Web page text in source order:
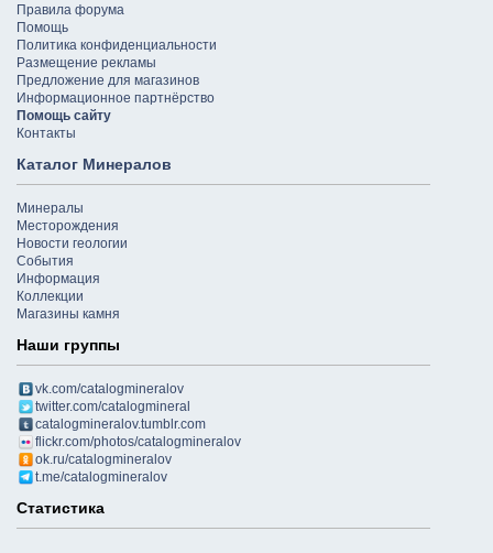
Правила форума
Помощь
Политика конфиденциальности
Размещение рекламы
Предложение для магазинов
Информационное партнёрство
Помощь сайту
Контакты
Каталог Минералов
Минералы
Месторождения
Новости геологии
События
Информация
Коллекции
Магазины камня
Наши группы
vk.com/catalogmineralov
twitter.com/catalogmineral
catalogmineralov.tumblr.com
flickr.com/photos/catalogmineralov
ok.ru/catalogmineralov
t.me/catalogmineralov
Статистика